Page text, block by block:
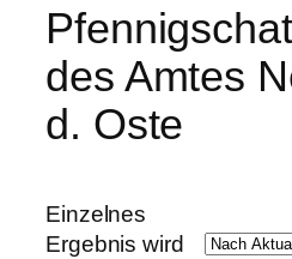
des Amtes
d. Oste
Einzelnes
Ergebnis wird